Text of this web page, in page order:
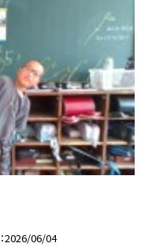
2026/06/04